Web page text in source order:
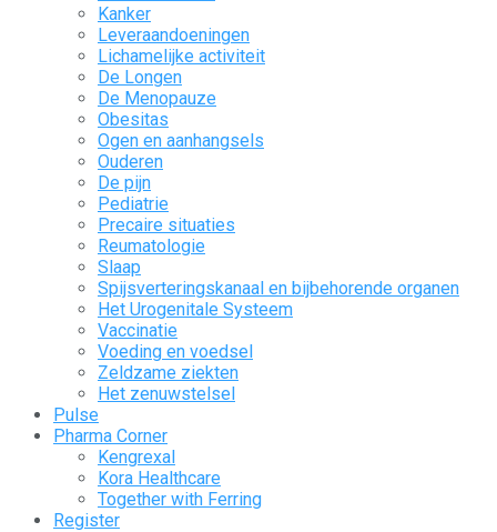
Kanker
Leveraandoeningen
Lichamelijke activiteit
De Longen
De Menopauze
Obesitas
Ogen en aanhangsels
Ouderen
De pijn
Pediatrie
Precaire situaties
Reumatologie
Slaap
Spijsverteringskanaal en bijbehorende organen
Het Urogenitale Systeem
Vaccinatie
Voeding en voedsel
Zeldzame ziekten
Het zenuwstelsel
Pulse
Pharma Corner
Kengrexal
Kora Healthcare
Together with Ferring
Register